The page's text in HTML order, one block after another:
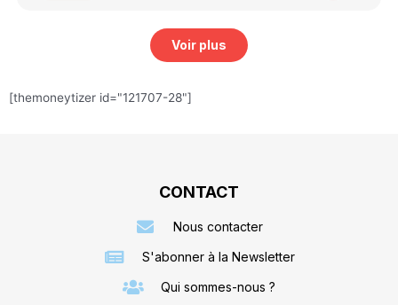
Voir plus
[themoneytizer id="121707-28"]
CONTACT
Nous contacter
S'abonner à la Newsletter
Qui sommes-nous ?